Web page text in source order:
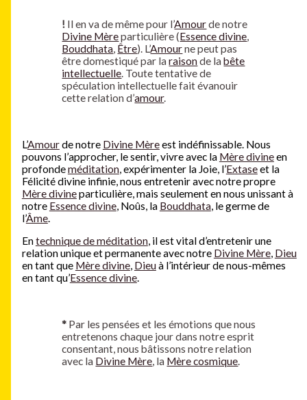
! Il en va de même pour l’Amourde notre
Divine Mèreparticulière (Essence divine,
Bouddhata, Être). L’Amourne peut pas
être domestiqué par laraisonde labête
intellectuelle. Toute tentative de
spéculation intellectuelle fait évanouir
cette relation d’amour.
L’Amourde notre Divine Mèreest indéfinissable. Nous
pouvons l’approcher, le sentir, vivre avec la Mère divineen
profondeméditation, expérimenter la Joie, l’Extaseet la
Félicité divine infinie, nous entretenir avec notre propre
Mère divineparticulière, mais seulement en nous unissant à
notre Essence divine, Noûs, la Bouddhata, le germe de
l’Âme.
Entechnique de méditation, il est vital d’entretenir une
relation unique et permanente avec notre Divine Mère, Dieu
en tant que Mère divine, Dieuà l’intérieur de nous-mêmes
en tant qu’Essence divine.
* Par les pensées et les émotions que nous
entretenons chaque jour dans notre esprit
consentant, nous bâtissons notre relation
avec la Divine Mère, la Mère cosmique.